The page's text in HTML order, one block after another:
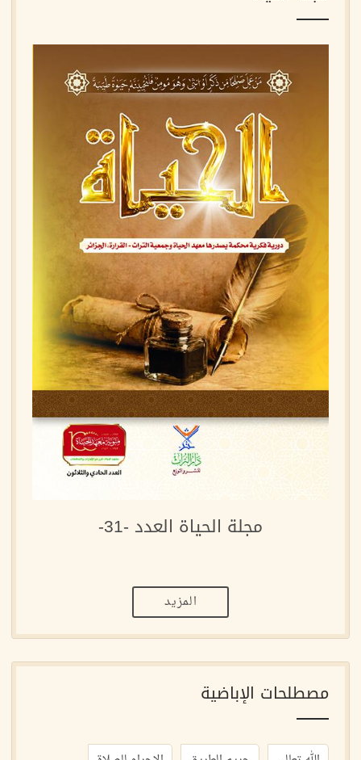
مجلة الحياة العدد -31-
المزيد
مصطلحات الإباضية